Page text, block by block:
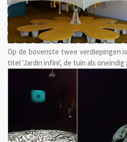
Op de bovenste twee verdiepingen
titel 'Jardin infini', de tuin als oneindig